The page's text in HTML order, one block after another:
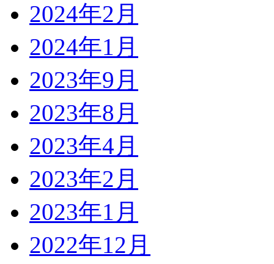
2024年2月
2024年1月
2023年9月
2023年8月
2023年4月
2023年2月
2023年1月
2022年12月